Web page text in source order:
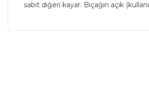
sabit diğeri kayar. Bıçağın açık